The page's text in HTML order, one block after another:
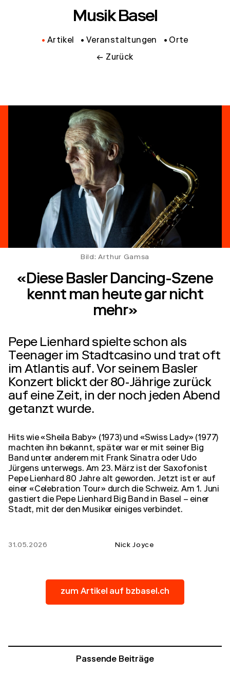
Musik Basel
Artikel Veranstaltungen Orte
← Zurück
Bild: Arthur Gamsa
«Diese Basler Dancing-Szene
kennt man heute gar nicht
mehr»
Pepe Lienhard spielte schon als
Teenager im Stadtcasino und trat oft
im Atlantis auf. Vor seinem Basler
Konzert blickt der 80-Jährige zurück
auf eine Zeit, in der noch jeden Abend
getanzt wurde.
Hits wie «Sheila Baby» (1973) und «Swiss Lady» (1977)
machten ihn bekannt, später war er mit seiner Big
Band unter anderem mit Frank Sinatra oder Udo
Jürgens unterwegs. Am 23. März ist der Saxofonist
Pepe Lienhard 80 Jahre alt geworden. Jetzt ist er auf
einer «Celebration Tour» durch die Schweiz. Am 1. Juni
gastiert die Pepe Lienhard Big Band in Basel – einer
Stadt, mit der den Musiker einiges verbindet.
31.05.2026 Nick Joyce
zum Artikel auf bzbasel.ch
Passende Beiträge